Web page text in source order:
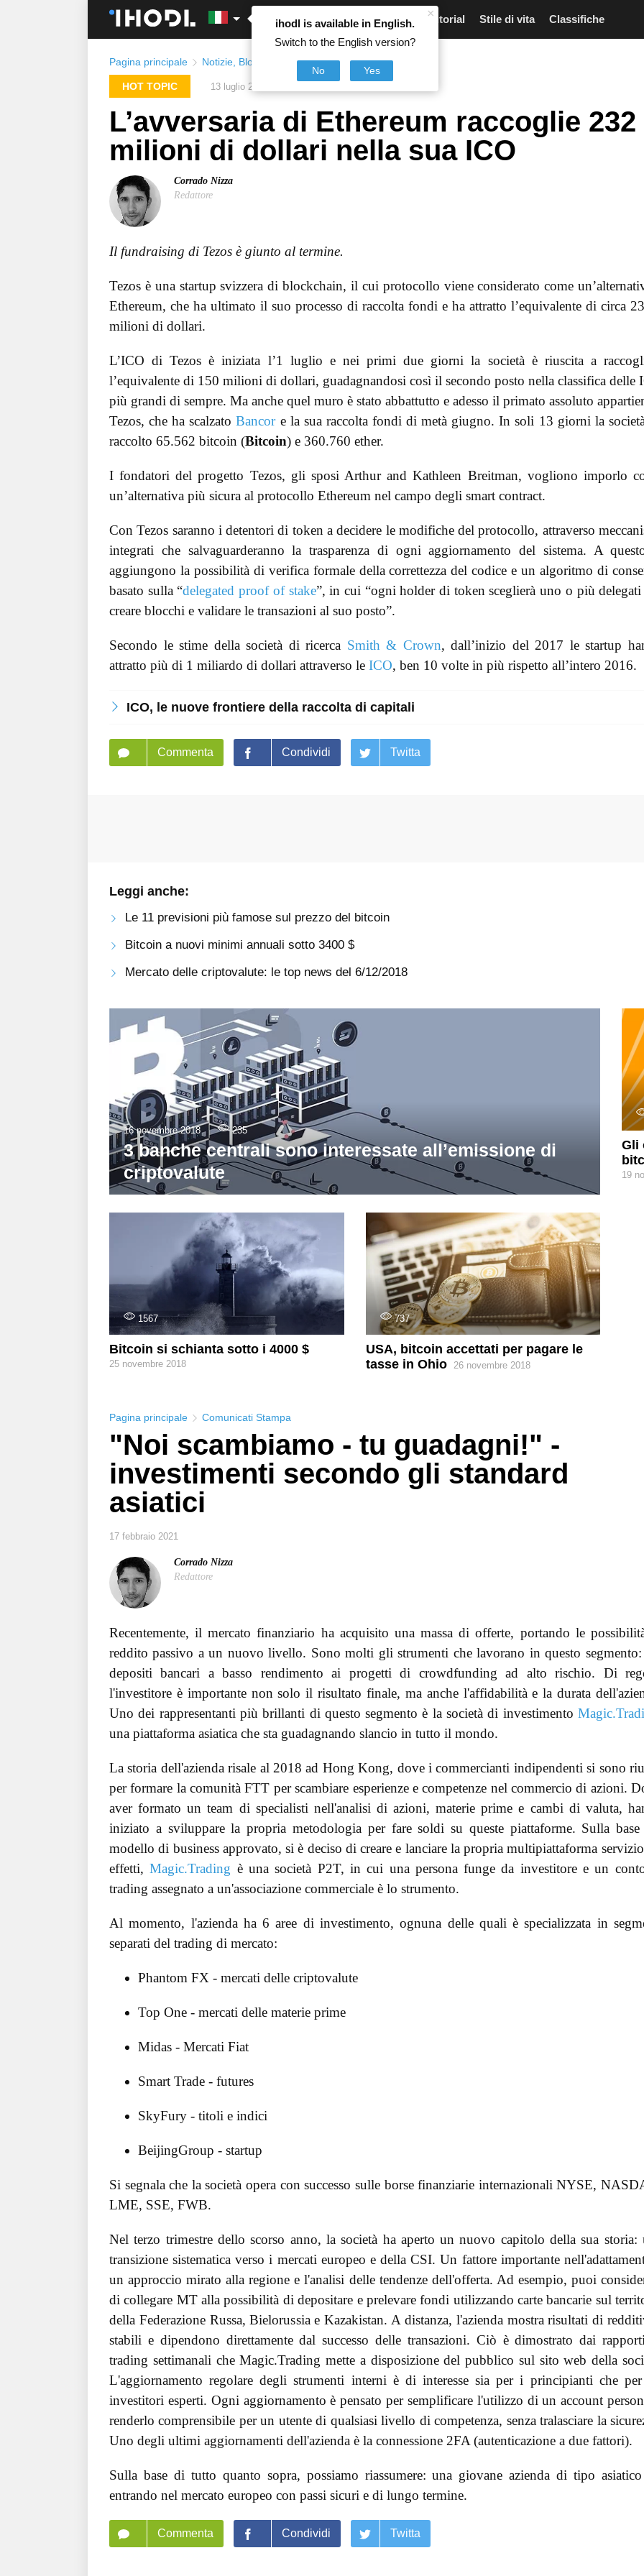
×
ihodl is available in English.
Switch to the English version?
No Yes
Articoli Notizie Tutorial Stile di vita Classifiche
Pagina principale Notizie Blockchain Ethereum, ICO,Criptovalute
HOT TOPIC 13 luglio 2017
L’avversaria di Ethereum raccoglie 232
milioni di dollari nella sua ICO
Corrado Nizza
Redattore
Il fundraising di Tezos è giunto al termine.
Tezos è una startup svizzera di blockchain, il cui protocollo viene considerato come
Ethereum, che ha ultimato il suo processo di raccolta fondi e ha attratto l’equivalente di circa
milioni di dollari.
L’ICO di Tezos è iniziata l’1 luglio e nei primi due giorni la società è riuscita a
l’equivalente di 150 milioni di dollari, guadagnandosi così il secondo posto nella classifica delle
più grandi di sempre. Ma anche quel muro è stato abbattutto e adesso il primato assoluto
Tezos, che ha scalzatoBancore la sua raccolta fondi di metà giugno. In soli 13 giorni la
raccolto 65.562 bitcoin (Bitcoin) e 360.760 ether.
I fondatori del progetto Tezos, gli sposi Arthur and Kathleen Breitman, vogliono imporlo
un’alternativa più sicura al protocollo Ethereum nel campo degli smart contract.
Con Tezos saranno i detentori di token a decidere le modifiche del protocollo, attraverso
integrati che salvaguarderanno la trasparenza di ogni aggiornamento del sistema. A
aggiungono la possibilità di verifica formale della correttezza del codice e un algoritmo di
basato sulla “delegated proof of stake”, in cui “ogni holder di token sceglierà uno o più delegati
creare blocchi e validare le transazioni al suo posto”.
Secondo le stime della società di ricerca Smith & Crown, dall’inizio del 2017 le startup
attratto più di 1 miliardo di dollari attraverso le ICO, ben 10 volte in più rispetto all’intero 2016.
ICO, le nuove frontiere della raccolta di capitali
Commenta Condividi Twitta
Leggi anche:
Le 11 previsioni più famose sul prezzo del bitcoin
Bitcoin a nuovi minimi annuali sotto 3400 $
Mercato delle criptovalute: le top news del 6/12/2018
16 novembre 2018 235
3 banche centrali sono interessate all’emissione di
criptovalute
Gli
19
1567
Bitcoin si schianta sotto i 4000 $
25 novembre 2018
737
USA, bitcoin accettati per pagare le
tasse in Ohio
26 novembre 2018
Pagina principale Comunicati Stampa
"Noi scambiamo - tu guadagni!" -
investimenti secondo gli standard
asiatici
17 febbraio 2021
Corrado Nizza
Redattore
Recentemente, il mercato finanziario ha acquisito una massa di offerte, portando le
reddito passivo a un nuovo livello. Sono molti gli strumenti che lavorano in questo
depositi bancari a basso rendimento ai progetti di crowdfunding ad alto rischio. Di
l'investitore è importante non solo il risultato finale, ma anche l'affidabilità e la durata
Uno dei rappresentanti più brillanti di questo segmento è la società di investimento
una piattaforma asiatica che sta guadagnando slancio in tutto il mondo.
La storia dell'azienda risale al 2018 ad Hong Kong, dove i commercianti indipendenti si sono
per formare la comunità FTT per scambiare esperienze e competenze nel commercio di azioni.
aver formato un team di specialisti nell'analisi di azioni, materie prime e cambi di valuta,
iniziato a sviluppare la propria metodologia per fare soldi su queste piattaforme. Sulla
modello di business approvato, si è deciso di creare e lanciare la propria multipiattaforma
effetti,Magic.Trading è una società P2T, in cui una persona funge da investitore e un
trading assegnato a un'associazione commerciale è lo strumento.
Al momento, l'azienda ha 6 aree di investimento, ognuna delle quali è specializzata in
separati del trading di mercato:
Phantom FX - mercati delle criptovalute
Top One - mercati delle materie prime
Midas - Mercati Fiat
Smart Trade - futures
SkyFury - titoli e indici
BeijingGroup - startup
Si segnala che la società opera con successo sulle borse finanziarie internazionali NYSE,
LME, SSE, FWB.
Nel terzo trimestre dello scorso anno, la società ha aperto un nuovo capitolo della sua storia:
transizione sistematica verso i mercati europeo e della CSI. Un fattore importante
un approccio mirato alla regione e l'analisi delle tendenze dell'offerta. Ad esempio, puoi
di collegare MT alla possibilità di depositare e prelevare fondi utilizzando carte bancarie sul
della Federazione Russa, Bielorussia e Kazakistan. A distanza, l'azienda mostra risultati di
stabili e dipendono direttamente dal successo delle transazioni. Ciò è dimostrato dai
trading settimanali che Magic.Trading mette a disposizione del pubblico sul sito web della
L'aggiornamento regolare degli strumenti interni è di interesse sia per i principianti che
investitori esperti. Ogni aggiornamento è pensato per semplificare l'utilizzo di un account
renderlo comprensibile per un utente di qualsiasi livello di competenza, senza tralasciare la
Uno degli ultimi aggiornamenti dell'azienda è la connessione 2FA (autenticazione a due fattori).
Sulla base di tutto quanto sopra, possiamo riassumere: una giovane azienda di tipo
entrando nel mercato europeo con passi sicuri e di lungo termine.
Commenta Condividi Twitta